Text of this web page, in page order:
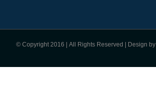
© Copyright 2016 | All Rights Reserved | Design by